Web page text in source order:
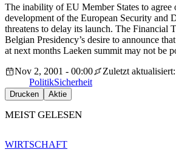
The inability of EU Member States to agree
development of the European Security and
threatens to delay its launch. The Financial
Belgian Presidency’s desire to announce
at next months Laeken summit may not be
Nov 2, 2001 - 00:00
Zuletzt
PolitikSicherheit
Drucken Aktie
MEIST GELESEN
WIRTSCHAFT